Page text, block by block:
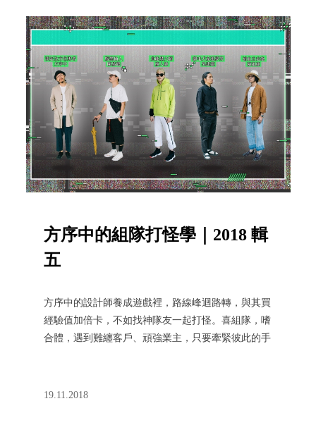
方序中的組隊打怪學｜2018 輯
五
方序中的設計師養成遊戲裡，路線峰迴路轉，與其買
經驗值加倍卡，不如找神隊友一起打怪。喜組隊，嗜
合體，遇到難纏客戶、頑強業主，只要牽緊彼此的手
19.11.2018